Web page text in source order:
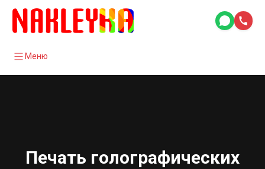
Меню
Печать голографических